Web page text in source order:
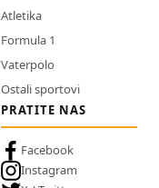
Atletika
Formula 1
Vaterpolo
Ostali sportovi
PRATITE NAS
Facebook
Instagram